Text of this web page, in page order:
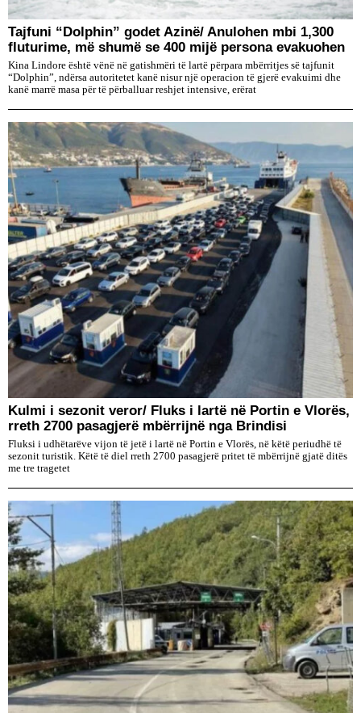
Tajfuni “Dolphin” godet Azinë/ Anulohen mbi 1,300
fluturime, më shumë se 400 mijë persona evakuohen
Kina Lindore është vënë në gatishmëri të lartë përpara mbërritjes së tajfunit
“Dolphin”, ndërsa autoritetet kanë nisur një operacion të gjerë evakuimi dhe
kanë marrë masa për të përballuar reshjet intensive, erërat
Kulmi i sezonit veror/ Fluks i lartë në Portin e Vlorës,
rreth 2700 pasagjerë mbërrijnë nga Brindisi
Fluksi i udhëtarëve vijon të jetë i lartë në Portin e Vlorës, në këtë periudhë të
sezonit turistik. Këtë të diel rreth 2700 pasagjerë pritet të mbërrijnë gjatë ditës
me tre tragetet